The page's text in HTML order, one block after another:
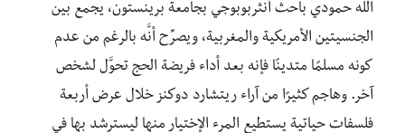
الله حمودي باحث أنثربوبوجي بجامعة برينستون، يجمع بين
الجنسيتين الأمريكية والمغربية، ويصرِّح أنَّه بالرغم من عدم
كونه مسلمًا متدينًا فإنه بعد أداء فريضة الحج تحوَّل لشخص
آخر. وهاجم كثيرًا من آراء ريتشارد دوكنز خلال عرض أربعة
فلسفات حياتية يستطيع المرء الإختيار منها ليسترشد بها في